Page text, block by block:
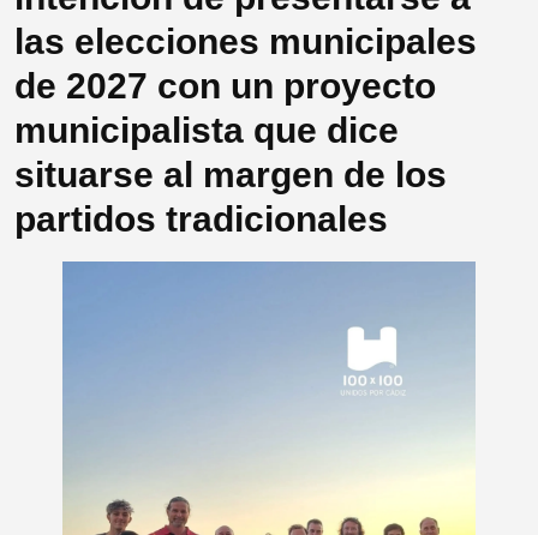
las elecciones municipales
de 2027 con un proyecto
municipalista que dice
situarse al margen de los
partidos tradicionales